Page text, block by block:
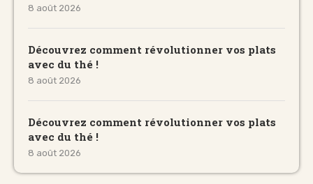
8 août 2026
Découvrez comment révolutionner vos plats
avec du thé !
8 août 2026
Découvrez comment révolutionner vos plats
avec du thé !
8 août 2026